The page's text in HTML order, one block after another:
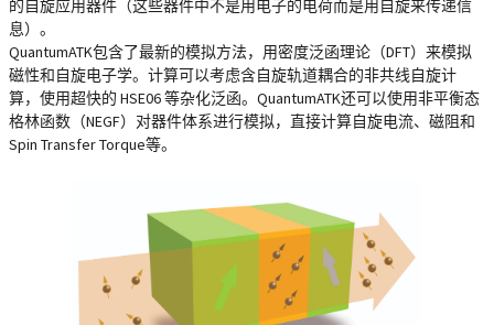
的自旋应用器件（这些器件中不是用电子的电荷而是用自旋来传递信
息）。
QuantumATK包含了最新的模拟方法，用密度泛函理论（DFT）来模拟
磁性和自旋电子学。计算可以考虑含自旋轨道耦合的非共线自旋计
算，使用超快的 HSE06 等杂化泛函。QuantumATK还可以使用非平衡态
格林函数（NEGF）对器件体系进行模拟，直接计算自旋电流、磁阻和
Spin Transfer Torque等。